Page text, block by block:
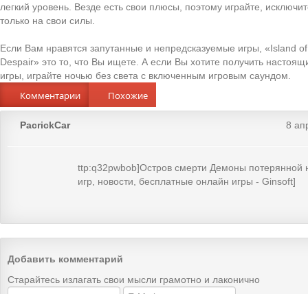
легкий уровень. Везде есть свои плюсы, поэтому играйте,
только на свои силы.
Если Вам нравятся запутанные и непредсказуемые игры, «Island
Despair» это то, что Вы ищете. А если Вы хотите получить
игры, играйте ночью без света с включенным игровым саундом.
Комментарии Похожие
PacrickCar 8
ttp:q32pwbob]Остров смерти Демоны потерянной
игр, новости, бесплатные онлайн игры - Ginsoft]
Добавить комментарий
Старайтесь излагать свои мысли грамотно и лаконично